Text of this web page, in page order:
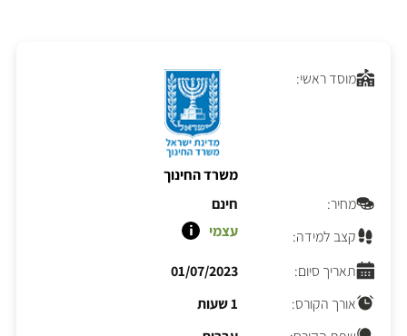
מוסד ראשי:
משרד החינוך
מחיר:
חינם
קצב למידה:
עצמי
תאריך סיום:
01/07/2023
אורך הקורס:
1 שעות